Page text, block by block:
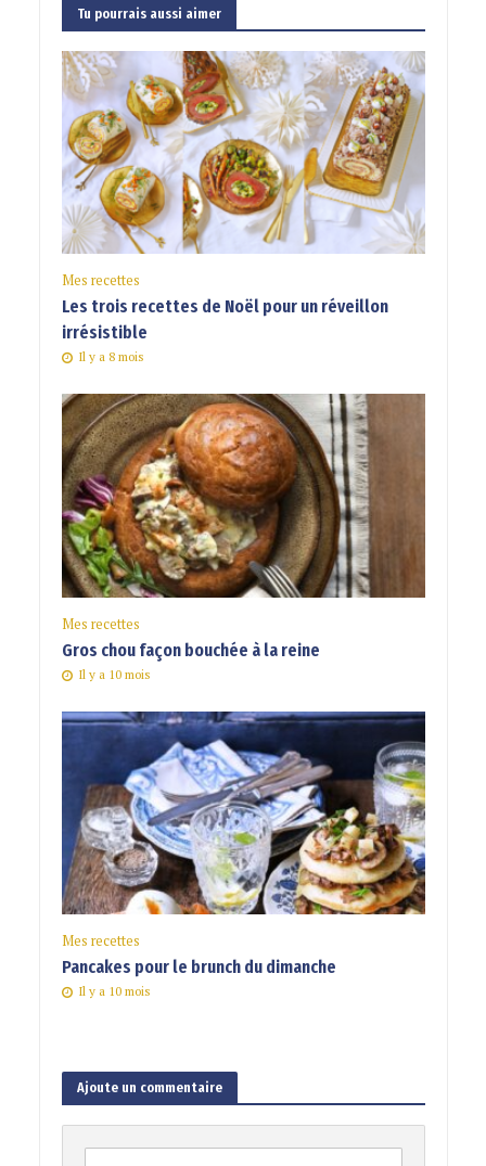
Tu pourrais aussi aimer
Mes recettes
Les trois recettes de Noël pour un réveillon
irrésistible
Il y a 8 mois
Mes recettes
Gros chou façon bouchée à la reine
Il y a 10 mois
Mes recettes
Pancakes pour le brunch du dimanche
Il y a 10 mois
Ajoute un commentaire